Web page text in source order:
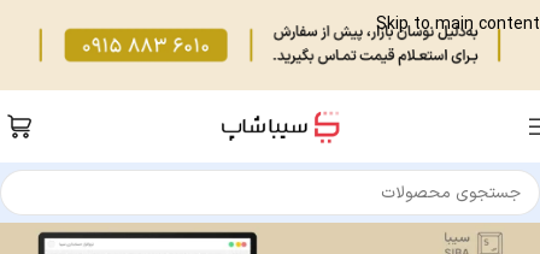
Skip to main content